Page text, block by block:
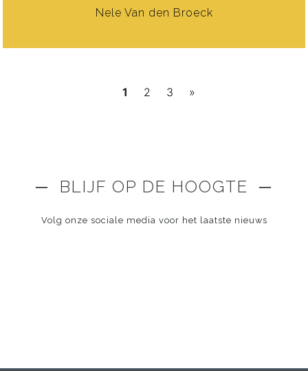
Nele Van den Broeck
1 2 3 »
─ BLIJF OP DE HOOGTE ─
Volg onze sociale media voor het laatste nieuws